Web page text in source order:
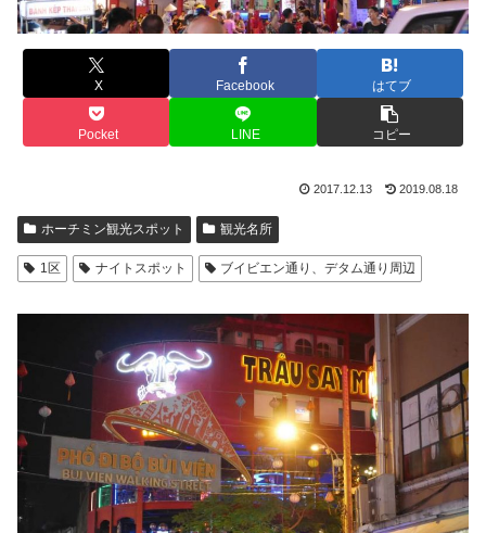
X Facebook はてブ
Pocket LINE コピー
2017.12.13 2019.08.18
ホーチミン観光スポット 観光名所
1区 ナイトスポット ブイビエン通り、デタム通り周辺